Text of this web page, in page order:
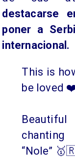
destacarse
poner a
internacional.
This is
be loved
chanting
“Nole”